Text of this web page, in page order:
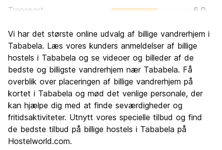
Transport
6.0
Kultur
2.0
Fester
Værdi for pengene
Vi har det største online udvalg af billige vandrerhjem i
Tababela. Læs vores kunders anmeldelser af billige
hostels i Tababela og se videoer og billeder af de
bedste og billigste vandrerhjem nær Tababela. Få
overblik over placeringen af billige vandrerhjem på
kortet i Tababela og mød det venlige personale, der
kan hjælpe dig med at finde seværdigheder og
fritidsaktiviteter. Utnytt vores specielle tilbud og find
de bedste tilbud på billige hostels i Tababela på
Hostelworld.com.